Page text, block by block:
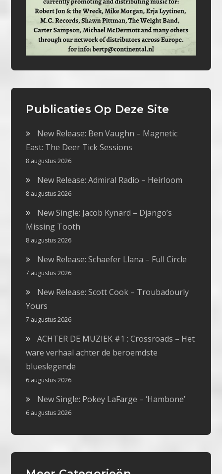
Publicaties Op Deze Site
New Release: Ben Vaughn – Magnetic
East: The Deer Tick Sessions
8 augustus 2026
New Release: Admiral Radio – Heirloom
8 augustus 2026
New Single: Jacob Kynard – Django’s
Missing Tooth
8 augustus 2026
New Release: Schaefer Llana – Full Circle
7 augustus 2026
New Release: Scott Cook – Troubadourly
Yours
7 augustus 2026
ACHTER DE MUZIEK #1 : Crossroads – Het
ware verhaal achter de beroemdste
blueslegende
6 augustus 2026
New Single: Pokey LaFarge – ‘Hambone’
6 augustus 2026